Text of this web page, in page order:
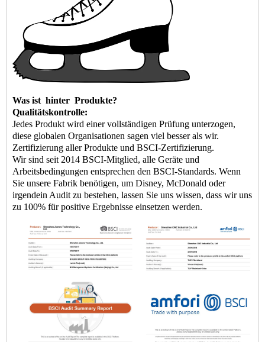
Was ist hinter Produkte?
Qualitätskontrolle:
Jedes Produkt wird einer vollständigen Prüfung unterzogen,
diese globalen Organisationen sagen viel besser als wir.
Zertifizierung aller Produkte und BSCI-Zertifizierung.
Wir sind seit 2014 BSCI-Mitglied, alle Geräte und
Arbeitsbedingungen entsprechen den BSCI-Standards. Wenn
Sie unsere Fabrik benötigen, um Disney, McDonald oder
irgendein Audit zu bestehen, lassen Sie uns wissen, dass wir uns
zu 100% für positive Ergebnisse einsetzen werden.